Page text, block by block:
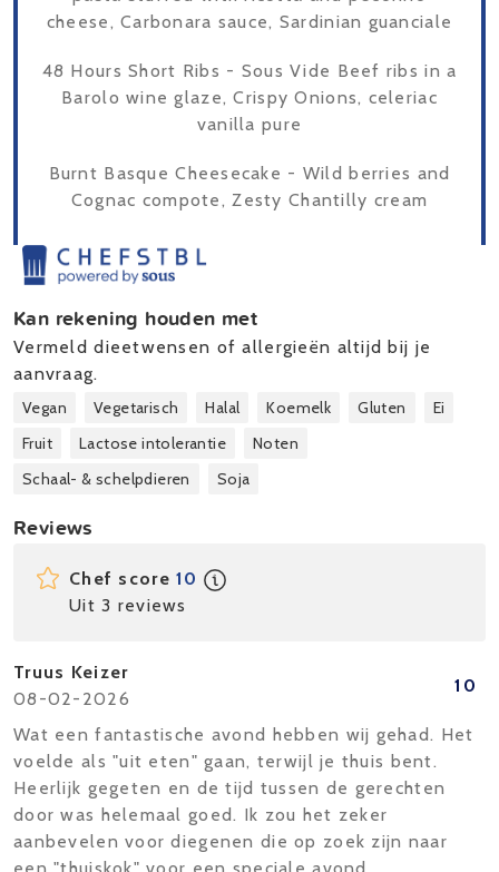
cheese, Carbonara sauce, Sardinian guanciale
48 Hours Short Ribs - Sous Vide Beef ribs in a
Barolo wine glaze, Crispy Onions, celeriac
vanilla pure
Burnt Basque Cheesecake - Wild berries and
Cognac compote, Zesty Chantilly cream
Kan rekening houden met
Vermeld dieetwensen of allergieën altijd bij je
aanvraag.
Vegan Vegetarisch Halal Koemelk Gluten
Ei
Fruit
Lactose intolerantie
Noten
Schaal- & schelpdieren
Soja
Reviews
Chef score10
Uit 3 reviews
Truus Keizer
08-02-2026
10
Wat een fantastische avond hebben wij gehad. Het
voelde als "uit eten" gaan, terwijl je thuis bent.
Heerlijk gegeten en de tijd tussen de gerechten
door was helemaal goed. Ik zou het zeker
aanbevelen voor diegenen die op zoek zijn naar